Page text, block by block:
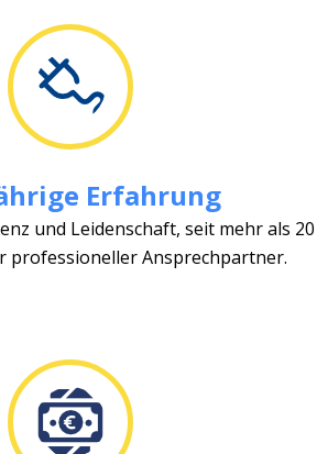
Erfahrung
und Leidenschaft, seit mehr als 20
professioneller Ansprechpartner.